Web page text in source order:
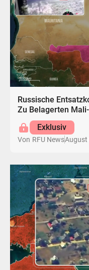
Russische
Zu Belagerten
Exklusiv
Von RFU NewsAugust